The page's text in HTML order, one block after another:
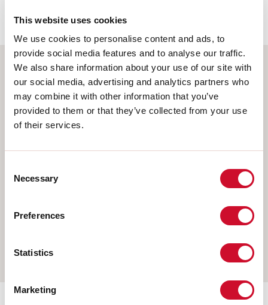
This website uses cookies
We use cookies to personalise content and ads, to
provide social media features and to analyse our traffic.
We also share information about your use of our site with
our social media, advertising and analytics partners who
may combine it with other information that you’ve
provided to them or that they’ve collected from your use
of their services.
Selection
Necessary
Preferences
Statistics
Marketing
Selecteer uw product
RAIL